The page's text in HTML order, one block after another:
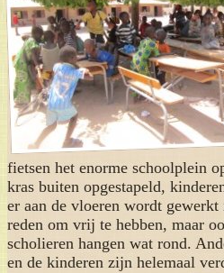
fietsen het enorme schoolplein
kras buiten opgestapeld,
er aan de vloeren wordt
reden om vrij te hebben, maar
scholieren hangen wat rond.
en de kinderen zijn helemaal